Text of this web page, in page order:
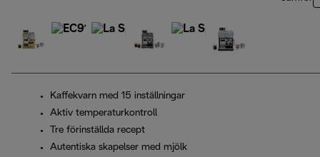
Kaffekvarn med 15 inställningar
Aktiv temperaturkontroll
Tre förinställda recept
Autentiska skapelser med mjölk